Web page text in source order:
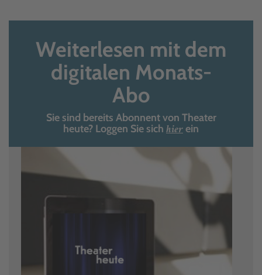
Weiterlesen mit dem
digitalen Monats-
Abo
Sie sind bereits Abonnent von Theater
heute? Loggen Sie sich hierein